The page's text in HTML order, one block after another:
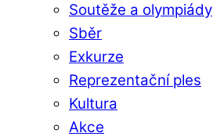
Soutěže a olympiády
Sběr
Exkurze
Reprezentační ples
Kultura
Akce